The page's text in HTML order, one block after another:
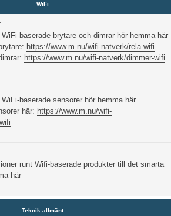
WiFi
baserade brytare och dimrar hör hemma här
https://www.m.nu/wifi-natverk/rela-wifi
https://www.m.nu/wifi-natverk/dimmer-wifi
baserade sensorer hör hemma här
här: https://www.m.nu/wifi-
runt Wifi-baserade produkter till det smarta
här
Teknik allmänt